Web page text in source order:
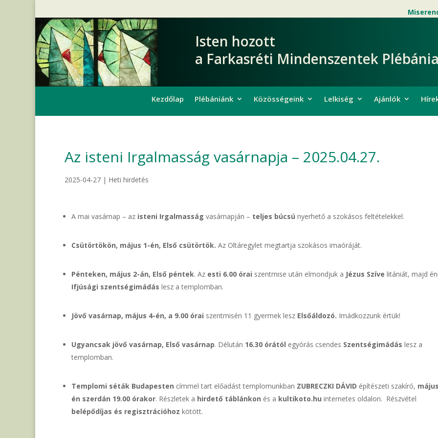
Isten hozott
a Farkasréti Mindenszentek
Kezdőlap Plébániánk Közösségeink Lelkiség Ajánlók
Az isteni Irgalmasság vasárnapja – 2025.04.27.
2025-04-27 | Heti hirdetés
A mai vasárnap – az isteni Irgalmasság vasárnapján – teljes búcsú nyerhető a szokásos feltételekkel.
Csütörtökön, május 1-én, Első csütörtök. Az Oltáregylet megtartja szokásos imaóráját.
Pénteken, május 2-án, Első péntek. Az esti 6.00 órai szentmise után elmondjuk a Jézus Szíve litániát, majd
Ifjúsági szentségimádás lesz a templomban.
Jövő vasárnap, május 4-én, a 9.00 órai szentmisén 11 gyermek lesz Elsőáldozó. Imádkozzunk értük!
Ugyancsak jövő vasárnap, Első vasárnap. Délután 16.30 órától egyórás csendes Szentségimádás lesz a
templomban.
Templomi séták Budapesten címmel tart előadást templomunkban ZUBRECZKI DÁVID építészeti szakíró,
én szerdán 19.00 órakor. Részletek a hirdető táblánkon és a kultikoto.hu internetes oldalon. Részvétel
belépődíjas és regisztrációhoz kötött.